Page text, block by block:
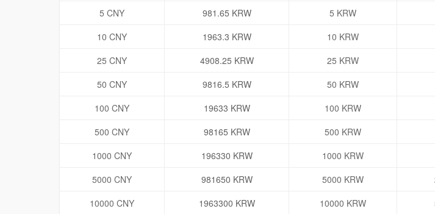
5 CNY
981.65 KRW 5 KRW
10 CNY
1963.3 KRW 10 KRW
25 CNY
4908.25 KRW 25 KRW
50 CNY
9816.5 KRW 50 KRW
100 CNY
19633 KRW 100 KRW
500 CNY
98165 KRW 500 KRW
1000 CNY
196330 KRW 1000 KRW
5000 CNY
981650 KRW 5000 KRW
10000 CNY
1963300 KRW 10000 KRW